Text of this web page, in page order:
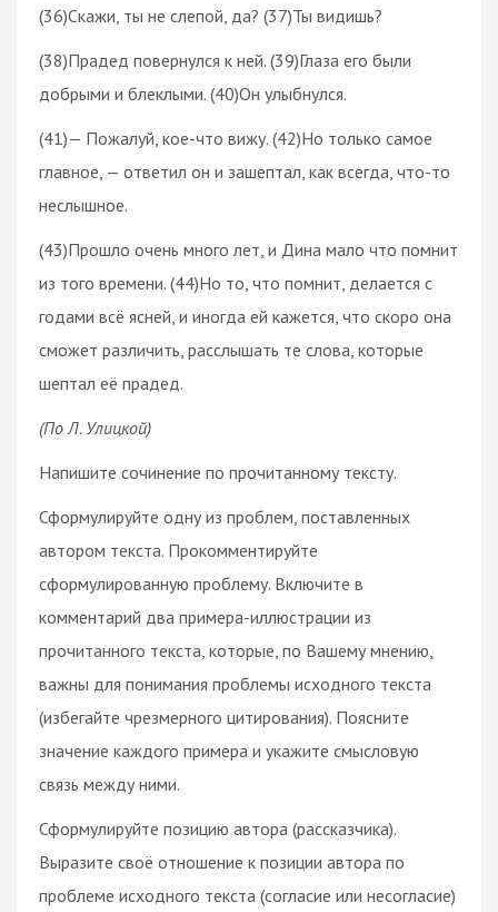
(36)Скажи, ты не слепой, да? (37)Ты видишь?
(38)Прадед повернулся к ней. (39)Глаза его были
добрыми и блеклыми. (40)Он улыбнулся.
(41)— Пожалуй, кое-что вижу. (42)Но только самое
главное, — ответил он и зашептал, как всегда, что-то
неслышное.
(43)Прошло очень много лет, и Дина мало что помнит
из того времени. (44)Но то, что помнит, делается с
годами всё ясней, и иногда ей кажется, что скоро она
сможет различить, расслышать те слова, которые
шептал её прадед.
(По Л. Улицкой)
Напишите сочинение по прочитанному тексту.
Сформулируйте одну из проблем, поставленных
автором текста. Прокомментируйте
сформулированную проблему. Включите в
комментарий два примера-иллюстрации из
прочитанного текста, которые, по Вашему мнению,
важны для понимания проблемы исходного текста
(избегайте чрезмерного цитирования). Поясните
значение каждого примера и укажите смысловую
связь между ними.
Сформулируйте позицию автора (рассказчика).
Выразите своё отношение к позиции автора по
проблеме исходного текста (согласие или несогласие)